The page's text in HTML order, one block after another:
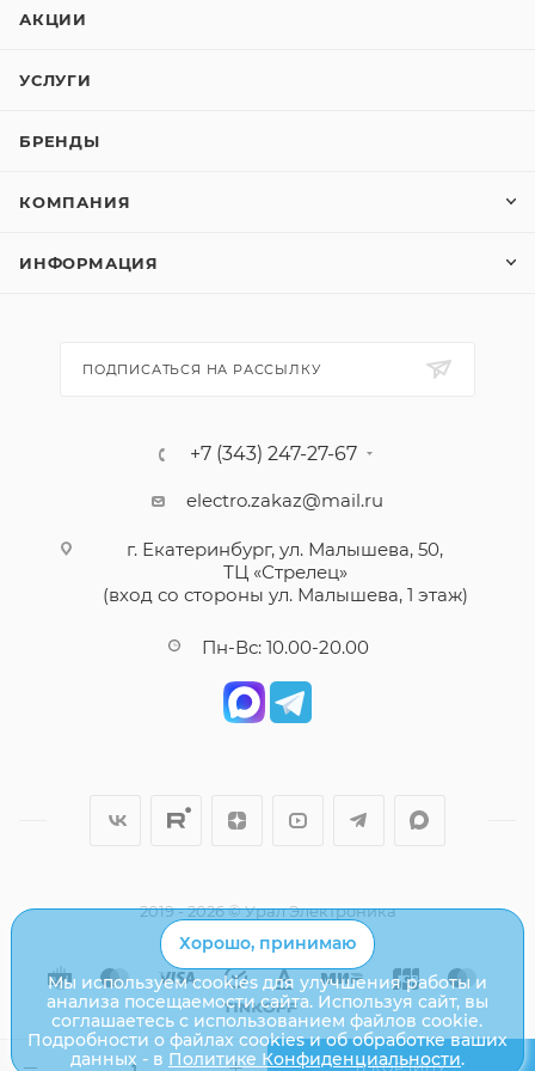
В КОРЗИНУ
АКЦИИ
УСЛУГИ
БРЕНДЫ
КОМПАНИЯ
ИНФОРМАЦИЯ
ПОДПИСАТЬСЯ НА РАССЫЛКУ
+7 (343) 247-27-67
electro.zakaz@mail.ru
г. Екатеринбург, ул. Малышева, 50,
ТЦ «Стрелец»
(вход со стороны ул. Малышева, 1 этаж)
Пн-Вс: 10.00-20.00
2019 - 2026 © Урал Электроника
Мы используем cookies для улучшения работы и
анализа посещаемости сайта. Используя сайт, вы
соглашаетесь с использованием файлов cookie.
Подробности о файлах cookies и об обработке ваших
данных - в Политике Конфиденциальности.
Хорошо, принимаю